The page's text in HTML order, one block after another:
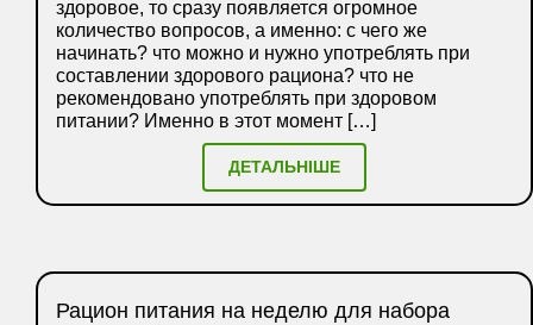
здоровое, то сразу появляется огромное
количество вопросов, а именно: с чего же
начинать? что можно и нужно употреблять при
составлении здорового рациона? что не
рекомендовано употреблять при здоровом
питании? Именно в этот момент […]
ДЕТАЛЬНІШЕ
Рацион питания на неделю для набора